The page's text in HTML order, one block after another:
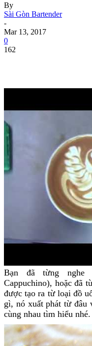
By
Sài Gòn Bartender
-
Mar 13, 2017
0
162
Bạn đã từng nghe
Cappuchino), hoặc đã
được tạo ra từ loại đồ
gì, nó xuất phát từ đâu
cùng nhau tìm hiểu nhé.